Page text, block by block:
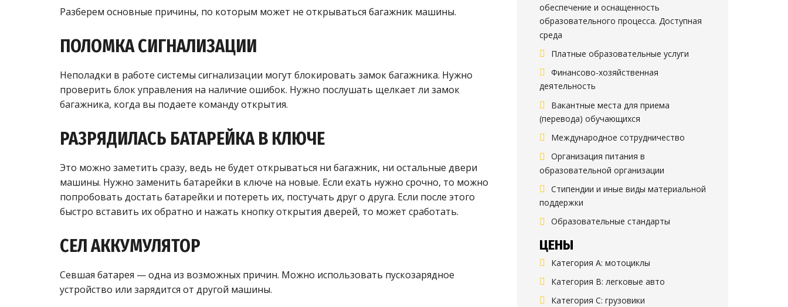
Разберем основные причины, по которым может не открываться багажник машины.
ПОЛОМКА СИГНАЛИЗАЦИИ
Неполадки в работе системы сигнализации могут блокировать замок багажника. Нужно
проверить блок управления на наличие ошибок. Нужно послушать щелкает ли замок
багажника, когда вы подаете команду открытия.
РАЗРЯДИЛАСЬ БАТАРЕЙКА В КЛЮЧЕ
Это можно заметить сразу, ведь не будет открываться ни багажник, ни остальные двери
машины. Нужно заменить батарейки в ключе на новые. Если ехать нужно срочно, то можно
попробовать достать батарейки и потереть их, постучать друг о друга. Если после этого
быстро вставить их обратно и нажать кнопку открытия дверей, то может сработать.
СЕЛ АККУМУЛЯТОР
Севшая батарея — одна из возможных причин. Можно использовать пускозарядное
устройство или зарядится от другой машины.
обеспечение и оснащенность
образовательного процесса. Доступная
среда
Платные образовательные услуги
Финансово-хозяйственная
деятельность
Вакантные места для приема
(перевода) обучающихся
Международное сотрудничество
Организация питания в
образовательной организации
Стипендии и иные виды материальной
поддержки
Образовательные стандарты
ЦЕНЫ
Категория A: мотоциклы
Категория B: легковые авто
Категория C: грузовики